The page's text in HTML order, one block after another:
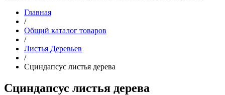
Главная
/
Общий каталог товаров
/
Листья Деревьев
/
Сциндапсус листья дерева
Сциндапсус листья дерева